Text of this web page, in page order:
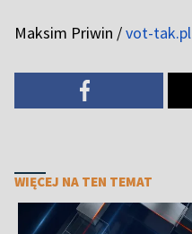
Maksim Priwin /vot-tak.pl
WIĘCEJ NA TEN TEMAT